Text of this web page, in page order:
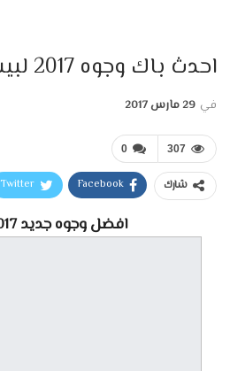
احدث باك وجوه 2017 لبيس 6
في 29 مارس 2017
0 307
شارك Facebook
Twitter
افضل وجوه جديد 2017 لبيس 6